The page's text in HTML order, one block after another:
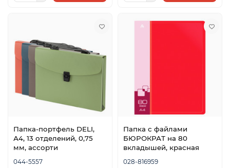
Папка-портфель DELI,
А4, 13 отделений, 0,75
мм, ассорти
044-5557
Папка с файлами
БЮРОКРАТ на 80
вкладышей, красная
028-816959